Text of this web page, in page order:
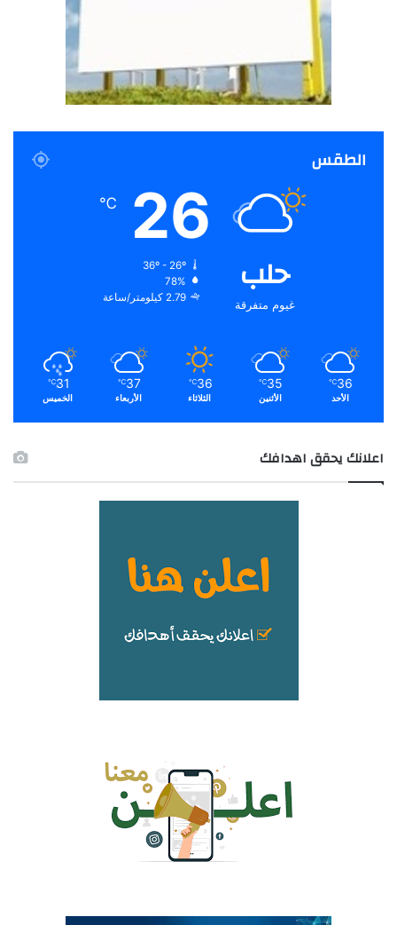
الطقس
حلب
غيوم متفرقة
26
℃
36º - 26º
78%
2.79 كيلومتر/ساعة
36
℃
الأحد
35
℃
الأثنين
36
℃
الثلاثاء
37
℃
الأربعاء
31
℃
الخميس
اعلانك يحقق اهدافك